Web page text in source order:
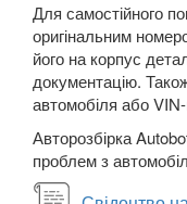
S-Max Mk2
Transit V
Transit VI
Transit VII
Transit Connect
Для самостійного
оригінальним
його на корпус
документацію.
автомобіля або
Авторозбірка
проблем з